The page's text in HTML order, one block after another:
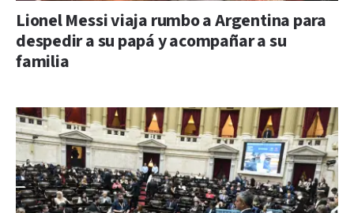
Lionel Messi viaja rumbo a Argentina para
despedir a su papá y acompañar a su
familia